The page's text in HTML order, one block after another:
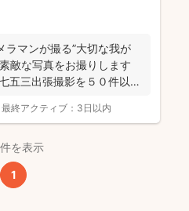
ラマンが撮る”大切な我が
敵な写真をお撮りします
五三出張撮影を５０件以
最終アクティブ： 3日以内
を表示
1